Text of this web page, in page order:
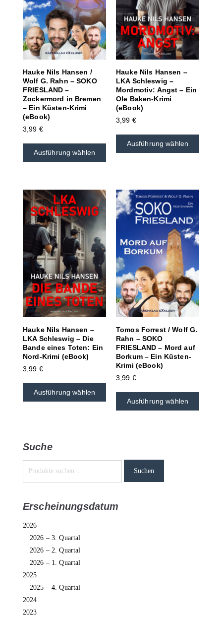
Hauke Nils Hansen /
Wolf G. Rahn – SOKO
FRIESLAND –
Zockermord in Bremen
– Ein Küsten-Krimi
(eBook)
3,99 €
Ausführung wählen
Hauke Nils Hansen –
LKA Schleswig –
Mordmotiv: Angst – Ein
Ole Baken-Krimi
(eBook)
3,99 €
Ausführung wählen
Hauke Nils Hansen –
LKA Schleswig – Die
Bande eines Toten: Ein
Nord-Krimi (eBook)
3,99 €
Ausführung wählen
Tomos Forrest / Wolf G.
Rahn – SOKO
FRIESLAND – Mord auf
Borkum – Ein Küsten-
Krimi (eBook)
3,99 €
Ausführung wählen
Suche
Suchen
Erscheinungsdatum
2026
2026 – 3. Quartal
2026 – 2. Quartal
2026 – 1. Quartal
2025
2025 – 4. Quartal
2024
2023